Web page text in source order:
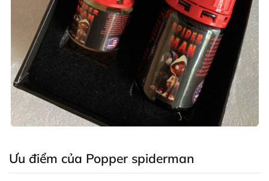
Ưu điểm của Popper spiderman